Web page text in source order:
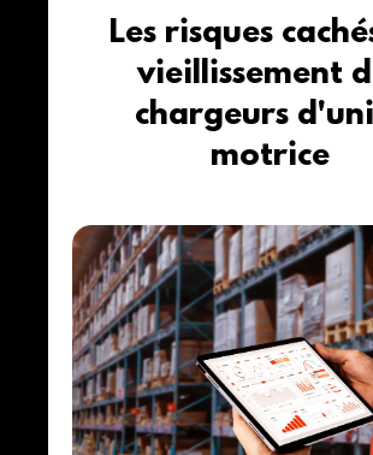
Les risques
vieillissement
chargeurs
motrice